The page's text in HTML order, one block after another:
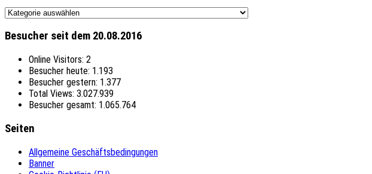
Themen
Besucher seit dem 20.08.2016
Online Visitors: 2
Besucher heute: 1.193
Besucher gestern: 1.377
Total Views: 3.027.939
Besucher gesamt: 1.065.764
Seiten
Allgemeine Geschäftsbedingungen
Banner